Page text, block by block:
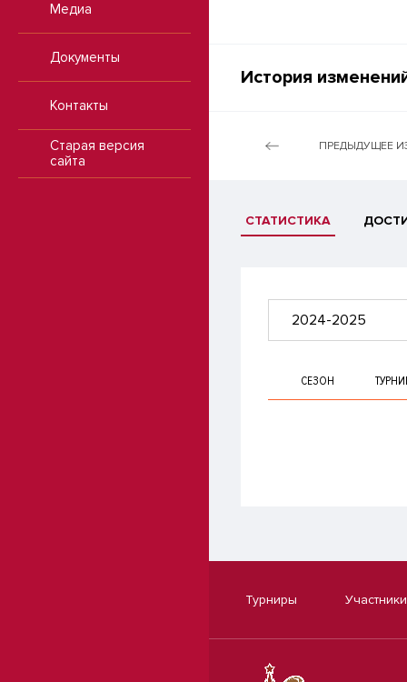
Медиа
Документы
Контакты
Старая версия
сайта
История
ПРЕДЫДУЩЕЕ
СТАТИСТИКА
2024-2025
СЕЗОН
Турниры Участники